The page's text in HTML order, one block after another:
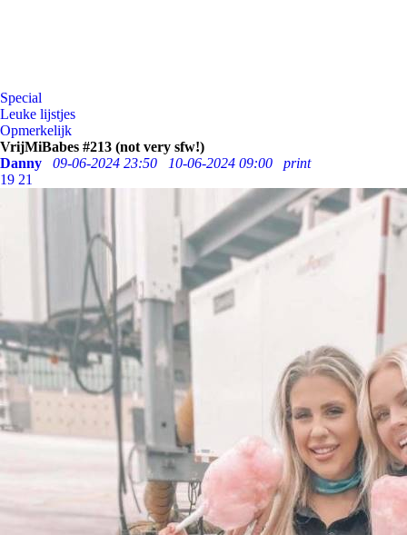
Special
Leuke lijstjes
Opmerkelijk
VrijMiBabes #213 (not very sfw!)
Danny
09-06-2024 23:50 10-06-2024 09:00
print
19 21